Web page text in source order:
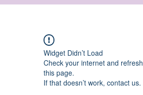
Widget Didn’t Load
Check your internet and refresh
this page.
If that doesn’t work, contact us.